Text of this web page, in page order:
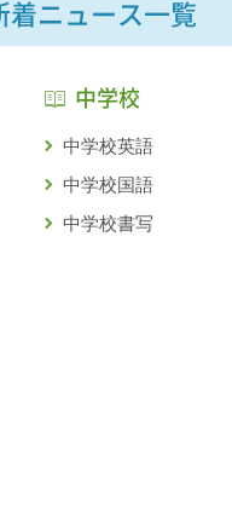
着ニュース一覧
中学校
中学校英語
中学校国語
中学校書写